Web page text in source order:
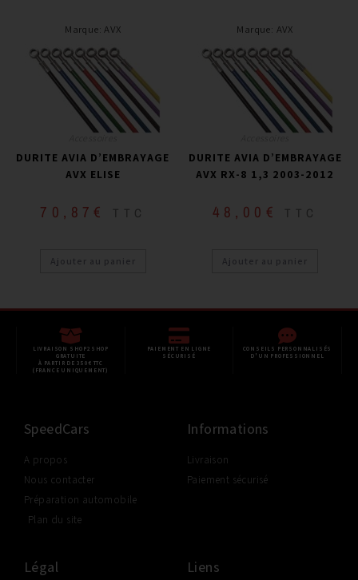
Marque:AVX
DURITE AVIA D’EMBRAYAGE
AVX ELISE
70,87 € TTC
Ajouter au panier
Marque: AVX
DURITE AVIA D’EMBRAYAGE
AVX RX-8 1,3 2003-2012
48,00 € TTC
Ajouter au panier
LIVRAISON SHOP2SHOP
GRATUITE
À PARTIR DE 350€ TTC
(FRANCE UNIQUEMENT)
PAIEMENT EN LIGNE
SÉCURISÉ
CONSEILS PERSONNALISÉS
D'UN PROFESSIONNEL
SpeedCars
A propos
Nous contacter
Préparation automobile
Plan du site
Informations
Livraison
Paiement sécurisé
Légal Liens